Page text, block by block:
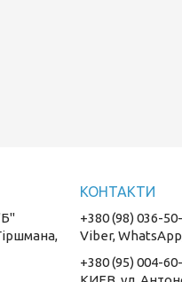
+380 (98) 036-
Viber,
+380 (95) 004-